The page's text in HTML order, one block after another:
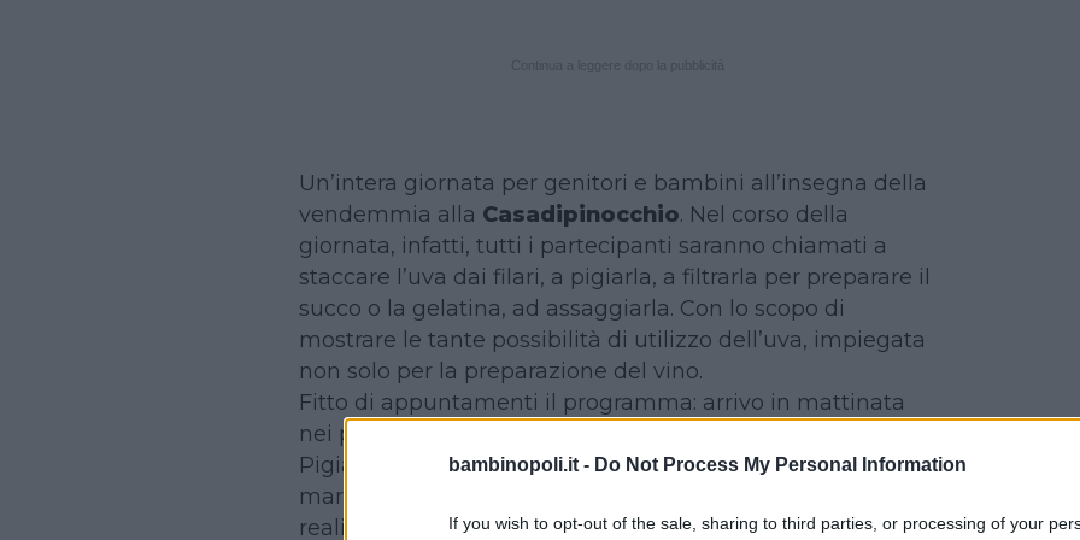
bambinopoli.it - Do Not Process My Personal Information
If you wish to opt-out of the sale, sharing to third parties, or processing of your
Un’intera giornata per genitori e bambini all’insegna della
vendemmia alla Casadipinocchio. Nel corso della
giornata, infatti, tutti i partecipanti saranno chiamati a
staccare l’uva dai filari, a pigiarla, a filtrarla per preparare il
succo o la gelatina, ad assaggiarla. Con lo scopo di
mostrare le tante possibilità di utilizzo dell’uva, impiegata
non solo per la preparazione del vino.
Fitto di appuntamenti il programma: arrivo in mattinata
nei pressi della struttura e iscrizione. Vendemmia.
Pigiatura a mano nelle tinozze. Preparazione di gelatine,
marmellate e succhi. Etichettatura dei vasetti con i disegni
realizzati dai bimbi presenti. Inoltre, pranzo in agriturismo